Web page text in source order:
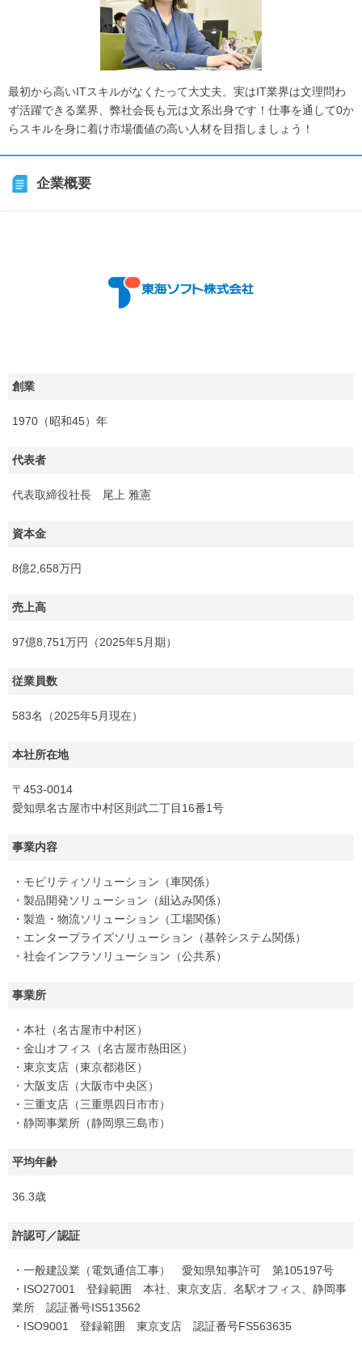
最初から高いITスキルがなくたって大丈夫。実はIT業界は文理問わ
ず活躍できる業界、弊社会長も元は文系出身です！仕事を通して0か
らスキルを身に着け市場価値の高い人材を目指しましょう！
企業概要
創業
1970（昭和45）年
代表者
代表取締役社長 尾上 雅憲
資本金
8億2,658万円
売上高
97億8,751万円（2025年5月期）
従業員数
583名（2025年5月現在）
本社所在地
〒453-0014
愛知県名古屋市中村区則武二丁目16番1号
事業内容
・モビリティソリューション（車関係）
・製品開発ソリューション（組込み関係）
・製造・物流ソリューション（工場関係）
・エンタープライズソリューション（基幹システム関係）
・社会インフラソリューション（公共系）
事業所
・本社（名古屋市中村区）
・金山オフィス（名古屋市熱田区）
・東京支店（東京都港区）
・大阪支店（大阪市中央区）
・三重支店（三重県四日市市）
・静岡事業所（静岡県三島市）
平均年齢
36.3歳
許認可／認証
・一般建設業（電気通信工事） 愛知県知事許可 第105197号
・ISO27001 登録範囲 本社、東京支店、名駅オフィス、静岡事
業所 認証番号IS513562
・ISO9001 登録範囲 東京支店 認証番号FS563635